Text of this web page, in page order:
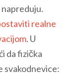
realne
. U
da fizička
svakodnevice: